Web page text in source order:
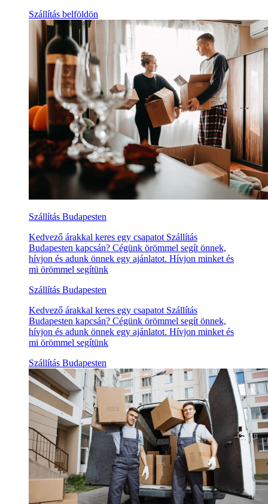
Szállítás belföldön
Szállítás Budapesten
Kedvező árakkal keres egy csapatot Szállítás
Budapesten kapcsán? Cégünk örömmel segít önnek,
hívjon és adunk önnek egy ajánlatot. Hívjon minket és
mi örömmel segítünk
Szállítás Budapesten
Kedvező árakkal keres egy csapatot Szállítás
Budapesten kapcsán? Cégünk örömmel segít önnek,
hívjon és adunk önnek egy ajánlatot. Hívjon minket és
mi örömmel segítünk
Szállítás Budapesten